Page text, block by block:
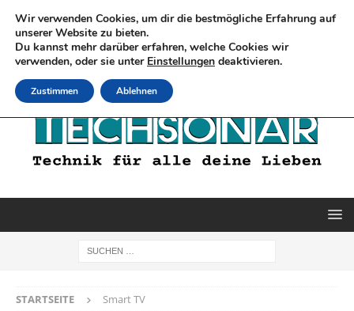
STARTSEITE Smart TV
Wir verwenden Cookies, um dir die bestmögliche Erfahrung auf
unserer Website zu bieten.
Du kannst mehr darüber erfahren, welche Cookies wir
verwenden, oder sie unter Einstellungen deaktivieren.
Zustimmen Ablehnen